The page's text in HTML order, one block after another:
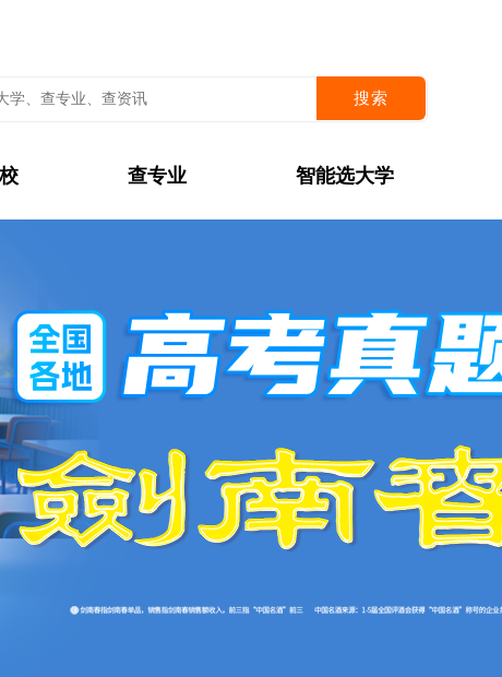
搜索
查专业 智能选大学